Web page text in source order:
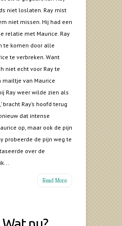
niet loslaten. Ray mist
niet missen. Hij had een
relatie met Maurice. Ray
te komen door alle
te verbreken. Want
niet echt voor Ray te
mailtje van Maurice
Ray weer wilde zien als
bracht Ray’s hoofd terug
dat intense
op, maar ook de pijn
probeerde de pijn weg te
over de
Read More